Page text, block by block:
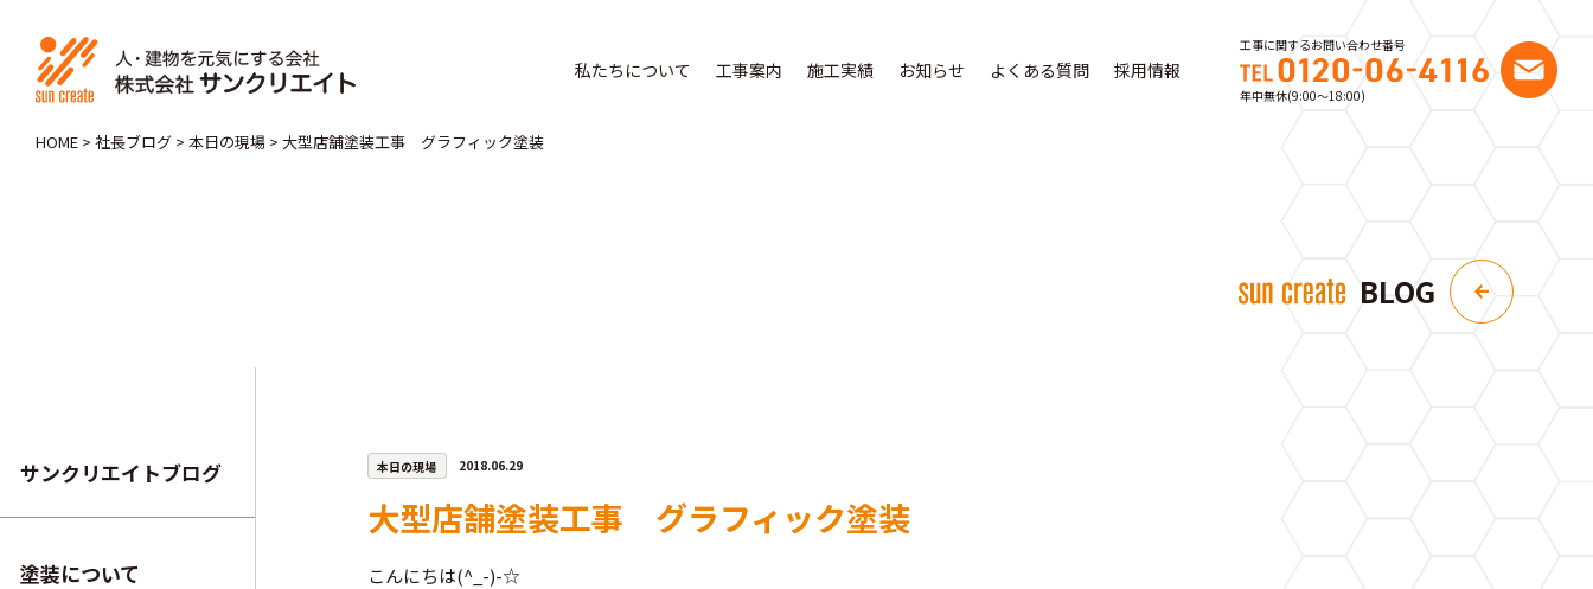
私たちについて 工事案内 施工実績 お知らせ よくある質問 採用情報
工事に関するお問い合わせ番号
年中無休(9:00〜18:00)
HOME > 社長ブログ > 本日の現場 > 大型店舗塗装工事 グラフィック塗装
BLOG
サンクリエイトブログ
塗装について
本日の現場 2018.06.29
大型店舗塗装工事 グラフィック塗装
こんにちは(^_-)-☆